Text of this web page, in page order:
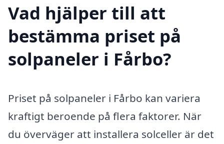
Vad hjälper till att
bestämma priset på
solpaneler i Fårbo?
Priset på solpaneler i Fårbo kan variera
kraftigt beroende på flera faktorer. När
du överväger att installera solceller är det